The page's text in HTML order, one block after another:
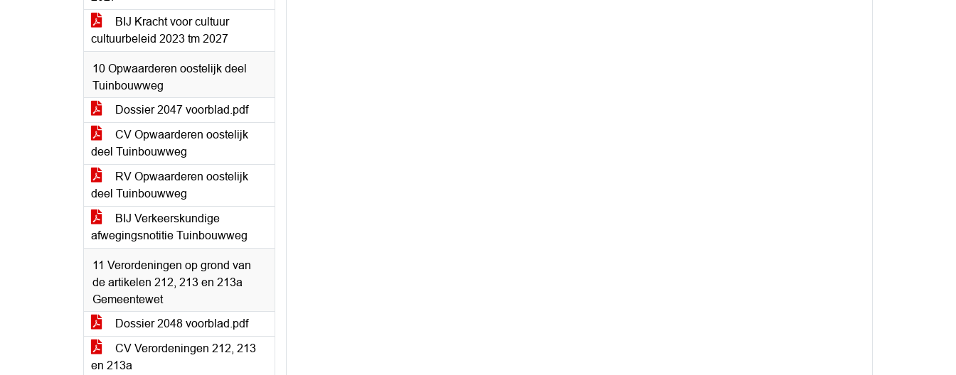
BIJ Kracht voor cultuur
cultuurbeleid 2023 tm 2027
10 Opwaarderen oostelijk deel
Tuinbouwweg
Dossier 2047 voorblad.pdf
CV Opwaarderen oostelijk
deel Tuinbouwweg
RV Opwaarderen oostelijk
deel Tuinbouwweg
BIJ Verkeerskundige
afwegingsnotitie Tuinbouwweg
11 Verordeningen op grond van
de artikelen 212, 213 en 213a
Gemeentewet
Dossier 2048 voorblad.pdf
CV Verordeningen 212, 213
en 213a